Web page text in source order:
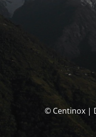
© Centinox |